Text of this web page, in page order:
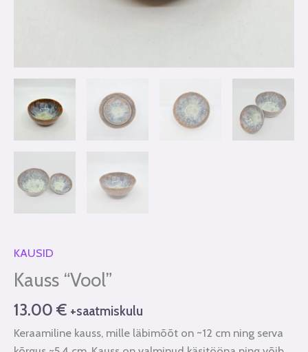
KAUSID
Kauss “Vool”
13.00 € +saatmiskulu
Keraamiline kauss, mille läbimõõt on ~12 cm ning serva